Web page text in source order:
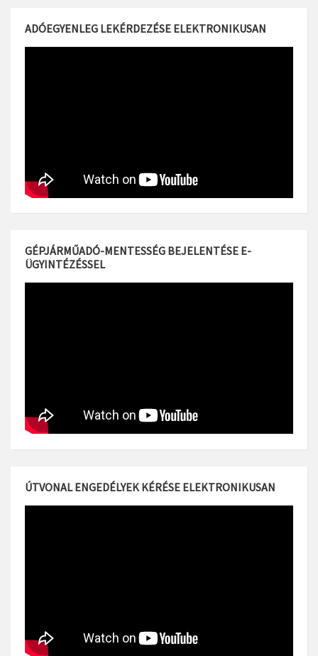
ADÓEGYENLEG LEKÉRDEZÉSE ELEKTRONIKUSAN
GÉPJÁRMŰADÓ-MENTESSÉG BEJELENTÉSE E-
ÜGYINTÉZÉSSEL
ÚTVONAL ENGEDÉLYEK KÉRÉSE ELEKTRONIKUSAN